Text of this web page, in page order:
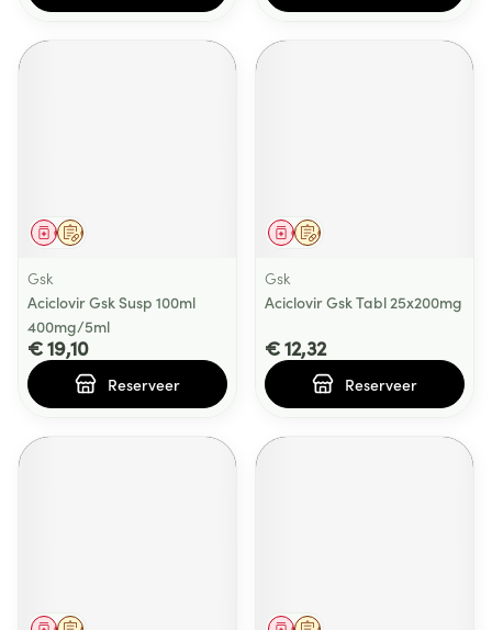
Op voorschrift
Geneesmiddel
Gsk
Aciclovir Gsk Susp 100ml
400mg/5ml
€ 19,10
Reserveer
Op voorschrift
Geneesmiddel
Gsk
Aciclovir Gsk Tabl 25x200mg
€ 12,32
Reserveer